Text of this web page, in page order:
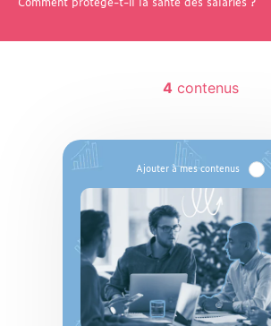
4 contenus
Infographie
Missions santé-
du CSE
Le CSE est chargé de la